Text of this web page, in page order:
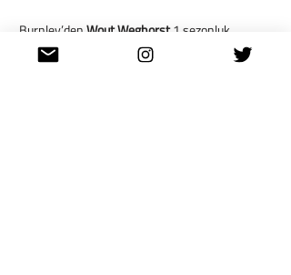
Burnley’den Wout Weghorst 1 sezonluk
bedelsiz + 10M € satın alma opsiyonu ile, West
Ham’dan
Arthur Masuaku
1 sezonluk bedelsiz +